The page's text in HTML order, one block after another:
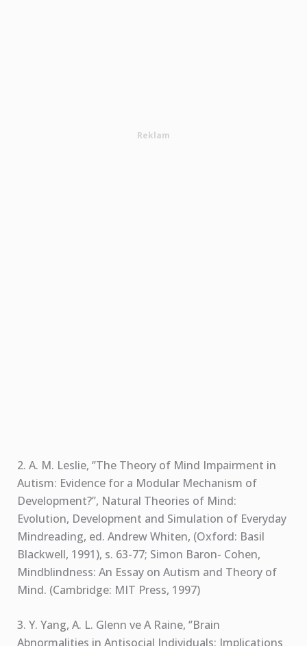
Reklam
2. A. M. Leslie, ‘’The Theory of Mind Impairment in
Autism: Evidence for a Modular Mechanism of
Development?’’, Natural Theories of Mind:
Evolution, Development and Simulation of Everyday
Mindreading, ed. Andrew Whiten, (Oxford: Basil
Blackwell, 1991), s. 63-77; Simon Baron- Cohen,
Mindblindness: An Essay on Autism and Theory of
Mind. (Cambridge: MIT Press, 1997)
3. Y. Yang, A. L. Glenn ve A Raine, ‘’Brain
Abnormalities in Antisocial Individuals: Implications